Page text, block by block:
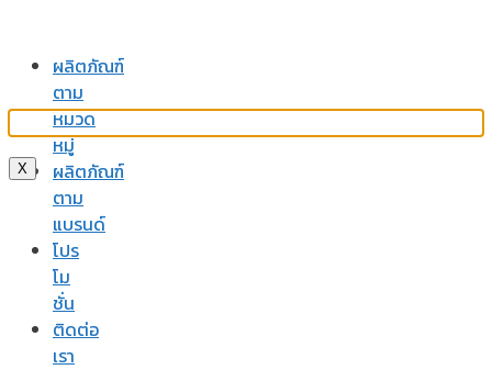
ผลิตภัณฑ์
ตาม
หมวด
หมู่
ผลิตภัณฑ์
ตาม
แบรนด์
โปร
โม
ชั่น
ติดต่อ
เรา
X